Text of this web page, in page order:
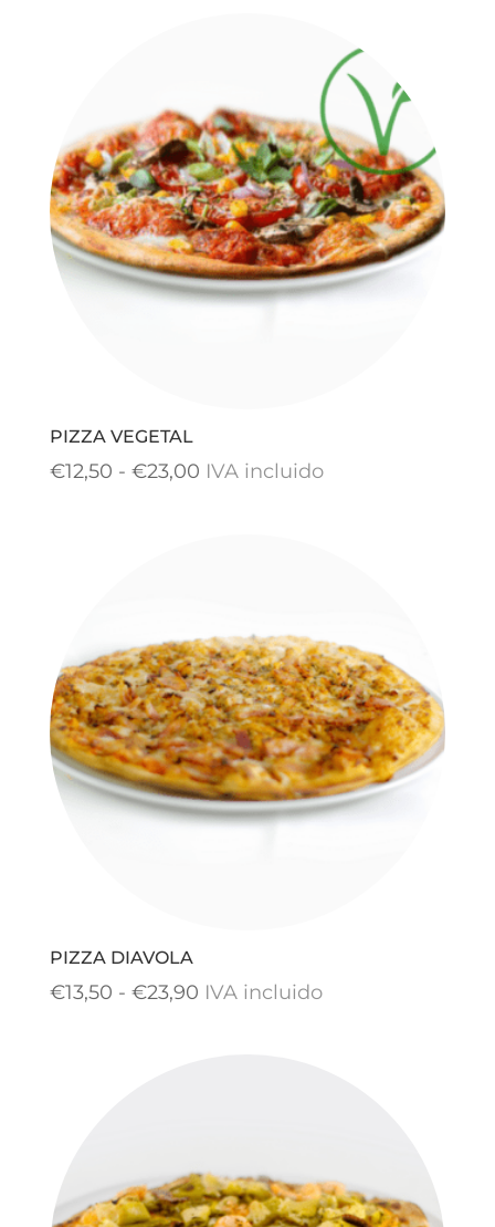
PIZZA VEGETAL
€12,50 - €23,00Rango
hasta
€23,00
IVA incluido
PIZZA DIAVOLA
€13,50 - €23,90Rango
€23,90
IVA incluido